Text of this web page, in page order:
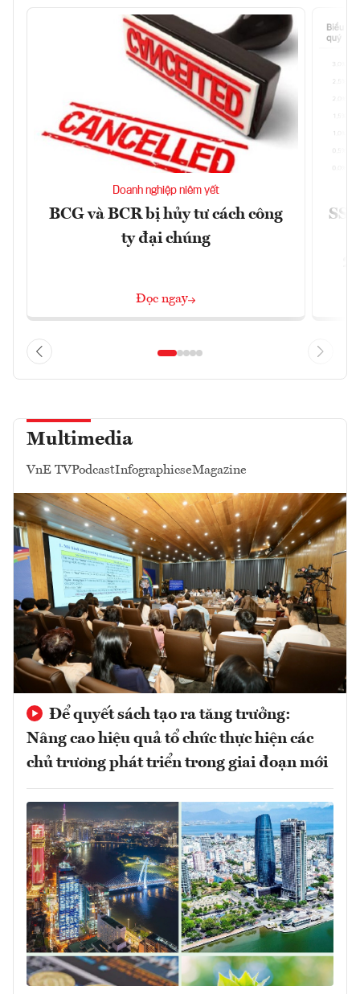
Doanh nghiệp niêm yết
BCG và BCR bị hủy tư cách công
ty đại chúng
Đọc ngay
SSI
Multimedia
VnE TVPodcastInfographicseMagazine
Để quyết sách tạo ra tăng trưởng:
Nâng cao hiệu quả tổ chức thực hiện các
chủ trương phát triển trong giai đoạn mới